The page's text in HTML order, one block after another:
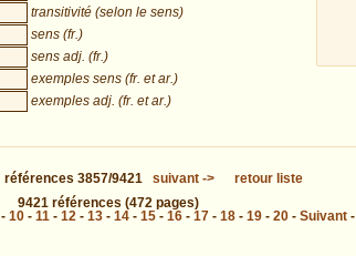
transitivité (selon le sens)
sens (fr.)
sens adj. (fr.)
exemples sens (fr. et ar.)
exemples adj. (fr. et ar.)
références 3857/9421 suivant->
retour liste
9421 références (472 pages)
- 10 - 11 - 12 - 13 - 14 - 15 - 16 - 17 - 18 - 19 - 20 - Suivant -